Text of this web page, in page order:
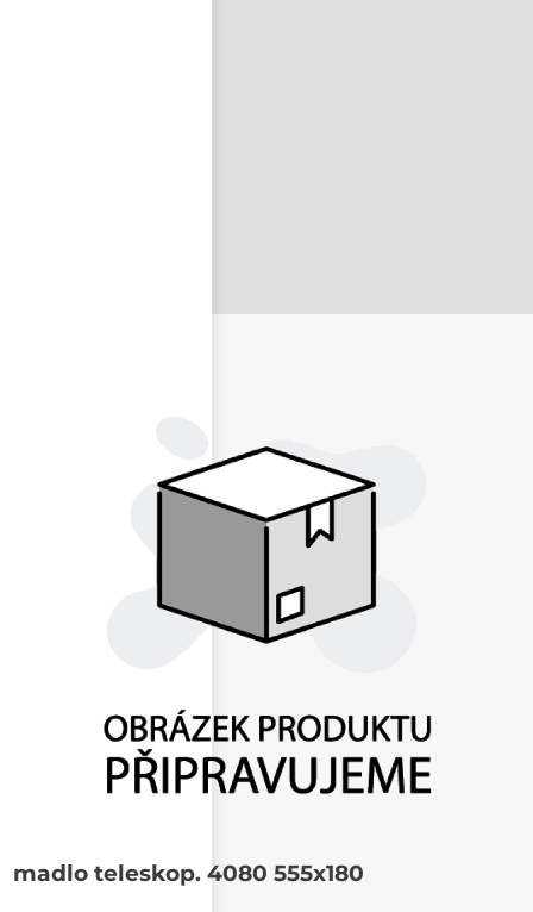
madlo teleskop. 4080 555x180